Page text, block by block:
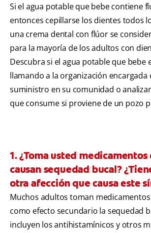
Si el agua potable que bebe contiene
entonces cepillarse los dientes todos
una crema dental con flúor se
para la mayoría de los adultos con
Descubra si el agua potable que bebe
llamando a la organización encargada
suministro en su comunidad o
que consume si proviene de un pozo
1. ¿Toma usted medicamentos
causan sequedad bucal?
otra afección que causa este
Muchos adultos toman
como efecto secundario la sequedad
incluyen los antihistamínicos y otros